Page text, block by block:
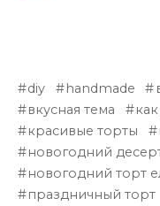
diy handmade
вкусная тема
красивые торты
новогодний
новогодний торт
праздничный торт